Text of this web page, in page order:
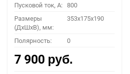
Пусковой ток, A: 800
Размеры
(ДхШхВ), мм:
353x175x190
Полярность: 0
7 900 руб.